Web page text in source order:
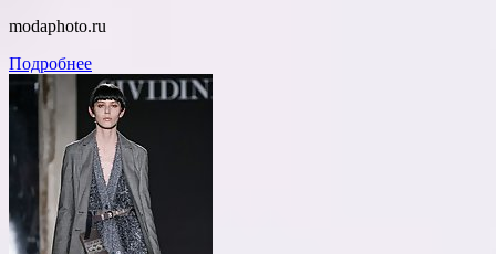
modaphoto.ru
Подробнее